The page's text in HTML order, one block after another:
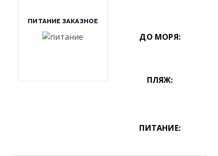
ПИТАНИЕ ЗАКАЗНОЕ
ДО МОРЯ:
ПЛЯЖ:
ПИТАНИЕ: